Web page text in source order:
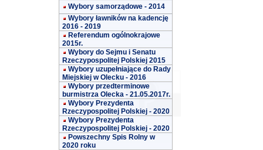
Wybory samorządowe - 2014
Wybory ławników na kadencję
2016 - 2019
Referendum ogólnokrajowe
2015r.
Wybory do Sejmu i Senatu
Rzeczypospolitej Polskiej 2015
Wybory uzupełniające do Rady
Miejskiej w Olecku - 2016
Wybory przedterminowe
burmistrza Olecka - 21.05.2017r.
Wybory Prezydenta
Rzeczypospolitej Polskiej - 2020
Wybory Prezydenta
Rzeczypospolitej Polskiej - 2020
Powszechny Spis Rolny w
2020 roku